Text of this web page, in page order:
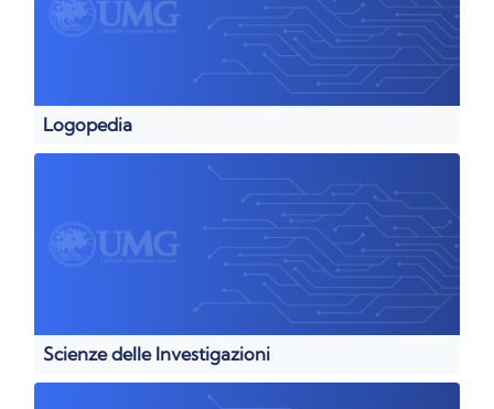
Logopedia
Scienze delle Investigazioni